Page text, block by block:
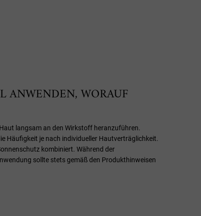
ANWENDEN, WORAUF
langsam an den Wirkstoff heranzuführen.
Häufigkeit je nach individueller Hautverträglichkeit.
kombiniert. Während der
sollte stets gemäß den Produkthinweisen